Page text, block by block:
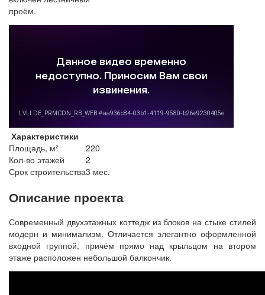
проём.
Характеристики
Площадь, м²
220
Кол-во этажей
2
Срок строительства3 мес.
Описание проекта
Современный двухэтажных коттедж из блоков на стыке стилей
модерн и минимализм. Отличается элегантно оформленной
входной группой, причём прямо над крыльцом на втором
этаже расположен небольшой балкончик.